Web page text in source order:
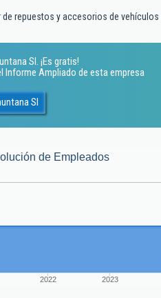
repuestos y accesorios de
Sl. ¡Es gratis!
Informe Ampliado de esta empresa
Sl
de Empleados
2022 2023